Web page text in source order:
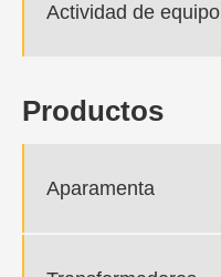
Actividad de equipo
Productos
Aparamenta